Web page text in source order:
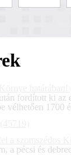
fordított ki az
vélhetően 1700
a pécsi és